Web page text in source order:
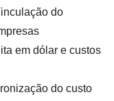
do
em dólar e custos
do custo